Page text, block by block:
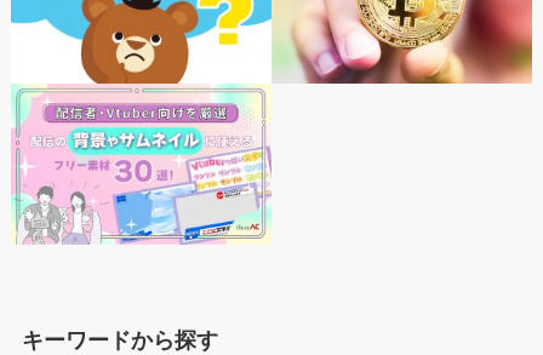
キーワードから探す